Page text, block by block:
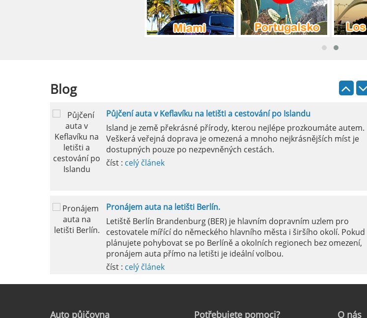
Blog
Pronájem auta na letišti Lefkada: Kompletní průvodce
Půjčení auta na letišti Lefkada je skvělý způsob, jak prozkoumat ostrov
Půjčení auta v Keflavíku na letišti a cestování po Islandu
Island je země překrásné přírody, kterou nejlépe prozkoumáte autem.
Veškerá veřejná doprava je omezená a mnoho nejkrásnějších míst je
dostupných pouze po nezpevněných cestách.
číst : celý článek
Pronájem auta na letišti Berlín.
Letiště Berlín Brandenburg (BER) je hlavním dopravním uzlem pro
cestovatele mířící do německého hlavního města i širšího okolí. Pokud
plánujete pohybovat se po Berlíně a okolních regionech bez omezení,
pronájem auta přímo na letišti je ideální volbou.
číst : celý článek
Letiště Marseille, oficiálně známé jako mezinárodní letiště Marseille-
Milan,
pokud si půjčujete auto v jížním Španělsku zkontrolujte si před
vyzvednutím funkčnost kliamtizace, v létě je tam fakt vedro...
Auto půjčovna Potřebujetepomoci? O nás